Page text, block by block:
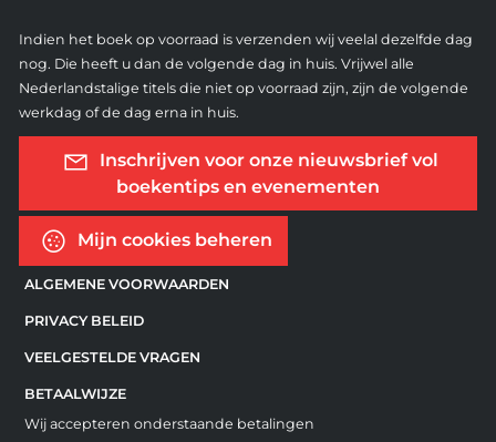
Indien het boek op voorraad is verzenden wij veelal dezelfde dag
nog. Die heeft u dan de volgende dag in huis. Vrijwel alle
Nederlandstalige titels die niet op voorraad zijn, zijn de volgende
werkdag of de dag erna in huis.
Inschrijven voor onze nieuwsbrief vol
boekentips en evenementen
Mijn cookies beheren
ALGEMENE VOORWAARDEN
PRIVACY BELEID
VEELGESTELDE VRAGEN
BETAALWIJZE
Wij accepteren onderstaande betalingen